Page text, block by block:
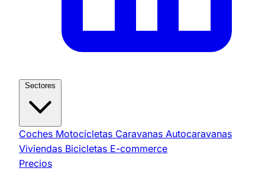
Coches Motocicletas Caravanas Autocaravanas
Viviendas Bicicletas E-commerce
Precios